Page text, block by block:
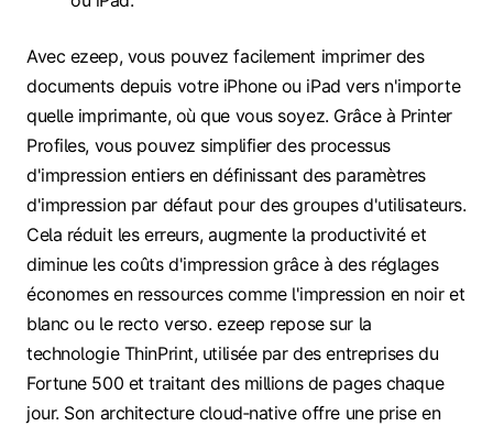
Avec ezeep, vous pouvez facilement imprimer des
documents depuis votre iPhone ou iPad vers n'importe
quelle imprimante, où que vous soyez. Grâce à Printer
Profiles, vous pouvez simplifier des processus
d'impression entiers en définissant des paramètres
d'impression par défaut pour des groupes d'utilisateurs.
Cela réduit les erreurs, augmente la productivité et
diminue les coûts d'impression grâce à des réglages
économes en ressources comme l'impression en noir et
blanc ou le recto verso. ezeep repose sur la
technologie ThinPrint, utilisée par des entreprises du
Fortune 500 et traitant des millions de pages chaque
jour. Son architecture cloud‑native offre une prise en